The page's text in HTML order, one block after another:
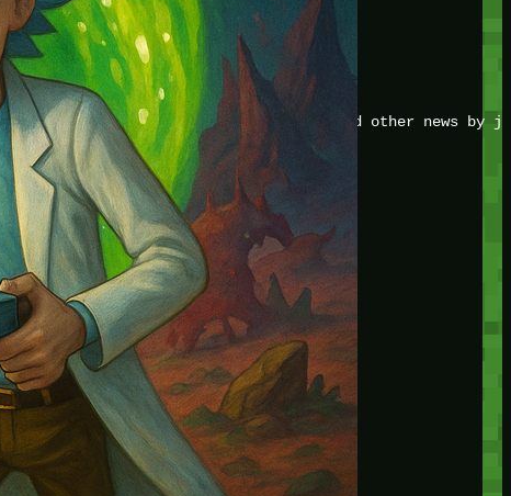
JOIN THE CLUB
Stay updated with our latest tips and other news by
CATEGORIES
Adventure
Game Action
Game Mobile
Game PC
RPG
Simulation Game
Sports Gaming